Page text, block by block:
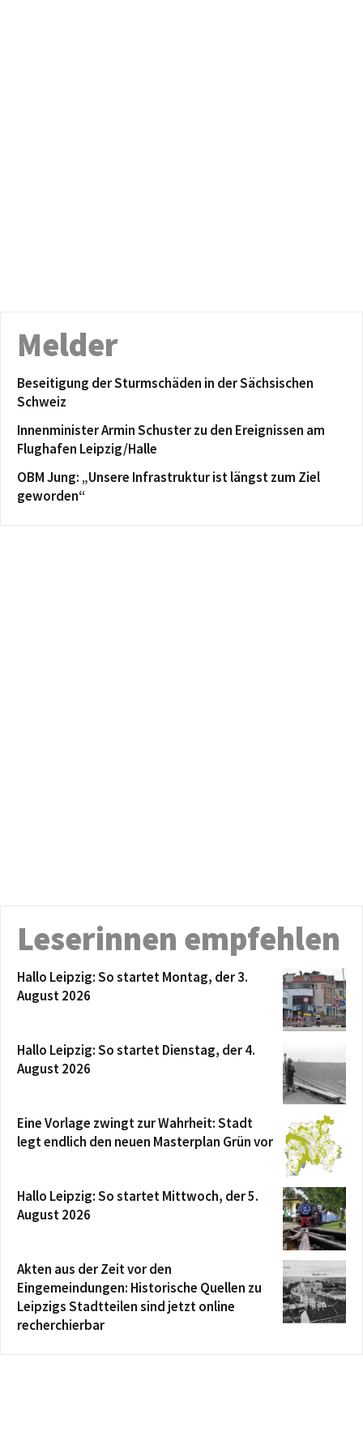
Melder
Beseitigung der Sturmschäden in der Sächsischen
Schweiz
Innenminister Armin Schuster zu den Ereignissen am
Flughafen Leipzig/Halle
OBM Jung: „Unsere Infrastruktur ist längst zum Ziel
geworden“
Leserinnen empfehlen
Hallo Leipzig: So startet Montag, der 3.
August 2026
Hallo Leipzig: So startet Dienstag, der 4.
August 2026
Eine Vorlage zwingt zur Wahrheit: Stadt
legt endlich den neuen Masterplan Grün vor
Hallo Leipzig: So startet Mittwoch, der 5.
August 2026
Akten aus der Zeit vor den
Eingemeindungen: Historische Quellen zu
Leipzigs Stadtteilen sind jetzt online
recherchierbar